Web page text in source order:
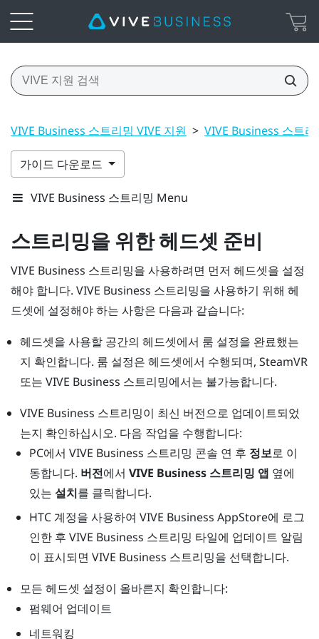
VIVE Business 스트리밍 VIVE 지원 > VIVE Business 스트리
가이드 다운로드
VIVE Business 스트리밍 Menu
스트리밍을 위한 헤드셋 준비
VIVE Business 스트리밍을 사용하려면 먼저 헤드셋을 설정
해야 합니다. VIVE Business 스트리밍을 사용하기 위해 헤
드셋에 설정해야 하는 사항은 다음과 같습니다:
헤드셋을 사용할 공간의 헤드셋에서 룸 설정을 완료했는
지 확인합니다. 룸 설정은 헤드셋에서 수행되며, SteamVR
또는 VIVE Business 스트리밍에서는 불가능합니다.
VIVE Business 스트리밍이 최신 버전으로 업데이트되었
는지 확인하십시오. 다음 작업을 수행합니다:
PC에서 VIVE Business 스트리밍 콘솔 연 후 정보로 이
동합니다. 버전에서 VIVE Business 스트리밍 앱 옆에
있는 설치를 클릭합니다.
HTC 계정을 사용하여 VIVE Business AppStore에 로그
인한 후 VIVE Business 스트리밍 타일에 업데이트 알림
이 표시되면 VIVE Business 스트리밍을 선택합니다.
모든 헤드셋 설정이 올바른지 확인합니다:
펌웨어 업데이트
네트워킹